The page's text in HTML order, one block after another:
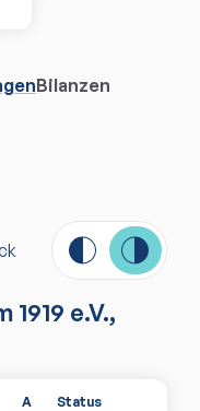
Bilanzen
1919 e.V.,
A Status